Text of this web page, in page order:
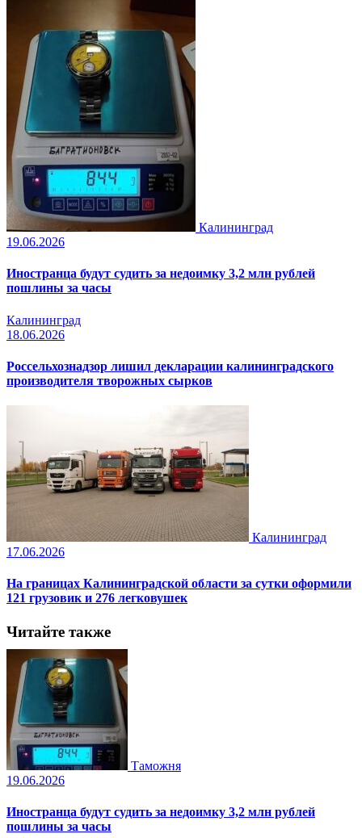
Калининград
19.06.2026
Иностранца будут судить за недоимку 3,2 млн рублей
пошлины за часы
Калининград
18.06.2026
Россельхознадзор лишил декларации калининградского
производителя творожных сырков
Калининград
17.06.2026
На границах Калининградской области за сутки оформили
121 грузовик и 276 легковушек
Читайте также
Таможня
19.06.2026
Иностранца будут судить за недоимку 3,2 млн рублей
пошлины за часы